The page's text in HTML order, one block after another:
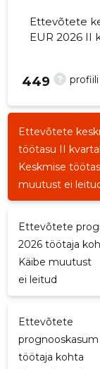
Ettevõtete
EUR 2026 II
?
449
Ettevõtete
töötasu II
Keskmise
muutust ei
Ettevõtete
2026 töötaja
Käibe muutust
ei leitud
Ettevõtete
töötaja kohta